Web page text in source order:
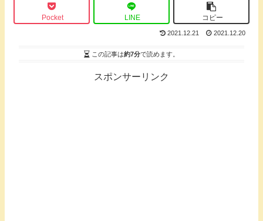
Pocket LINE コピー
2021.12.21 2021.12.20
この記事は約7分で読めます。
スポンサーリンク